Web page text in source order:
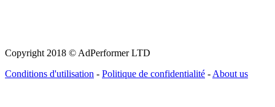
Copyright 2018 © AdPerformer LTD
Conditions d'utilisation - Politique de confidentialité - About us